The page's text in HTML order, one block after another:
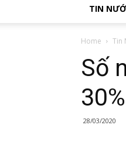
TIN
Home Tin
Số
30%
28/03/2020